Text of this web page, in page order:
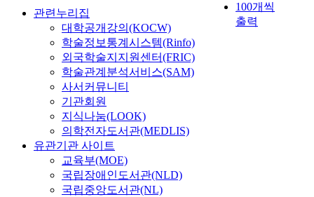
100개씩
출력
관련누리집
대학공개강의(KOCW)
학술정보통계시스템(Rinfo)
외국학술지지원센터(FRIC)
학술관계분석서비스(SAM)
사서커뮤니티
기관회원
지식나눔(LOOK)
의학전자도서관(MEDLIS)
유관기관 사이트
교육부(MOE)
국립장애인도서관(NLD)
국립중앙도서관(NL)